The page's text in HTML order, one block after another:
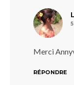
Merci
RÉPONDRE